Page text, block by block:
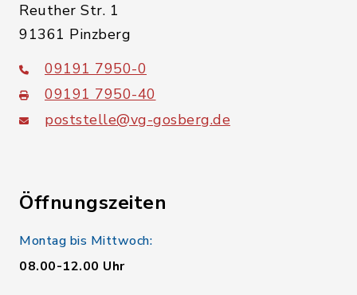
Reuther Str. 1
91361 Pinzberg
09191 7950-0
09191 7950-40
poststelle@vg-gosberg.de
Öffnungszeiten
Montag bis Mittwoch:
08.00-12.00 Uhr